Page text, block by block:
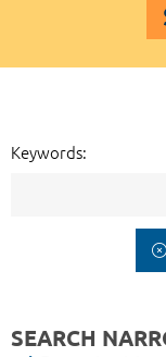
Keywords:
SEARCH